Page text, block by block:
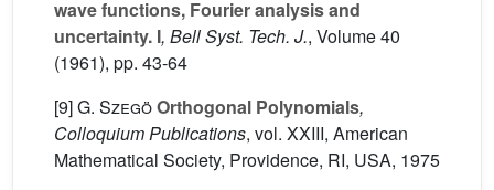
wave functions, Fourier analysis and
uncertainty. I, Bell Syst. Tech. J., Volume 40
(1961), pp. 43-64
[9]G. SzegöOrthogonal Polynomials,
Colloquium Publications, vol. XXIII, American
Mathematical Society, Providence, RI, USA, 1975